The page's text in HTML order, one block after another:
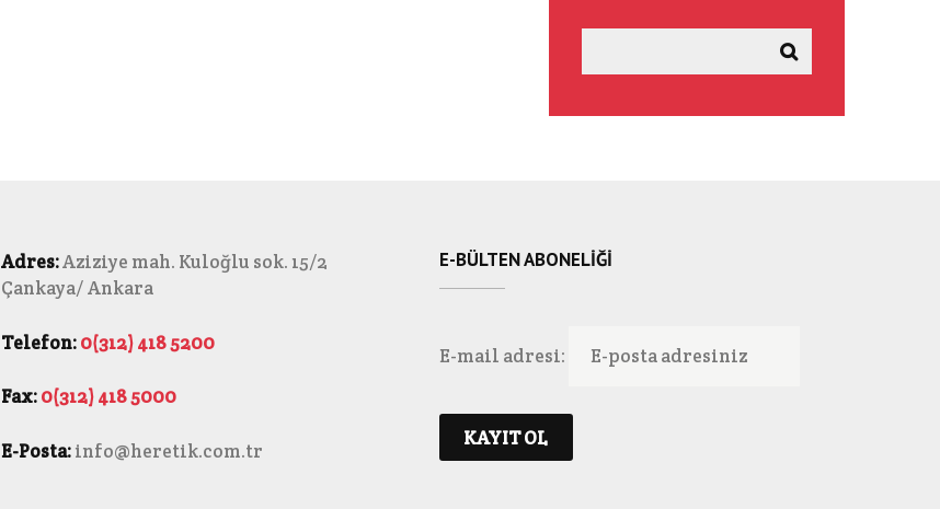
Adres:Aziziye mah. Kuloğlu sok. 15/2
Çankaya/ Ankara
Telefon:0(312) 418 5200
Fax:0(312) 418 5000
E-Posta:info@heretik.com.tr
E-BÜLTEN ABONELIĞI
E-mail adresi: